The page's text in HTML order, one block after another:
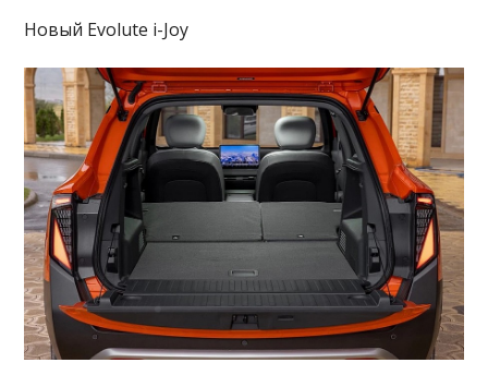
Новый Evolute i-Joy